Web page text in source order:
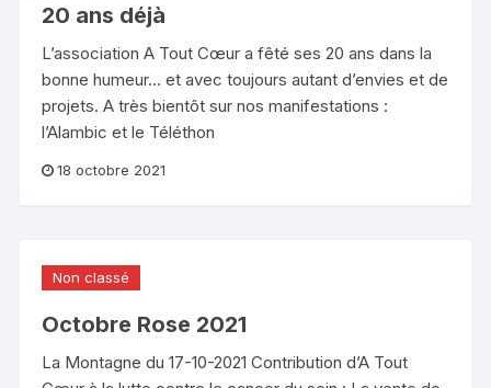
20 ans déjà
L’association A Tout Cœur a fêté ses 20 ans dans la
bonne humeur… et avec toujours autant d’envies et de
projets. A très bientôt sur nos manifestations :
l’Alambic et le Téléthon
18 octobre 2021
Non classé
Octobre Rose 2021
La Montagne du 17-10-2021 Contribution d’A Tout